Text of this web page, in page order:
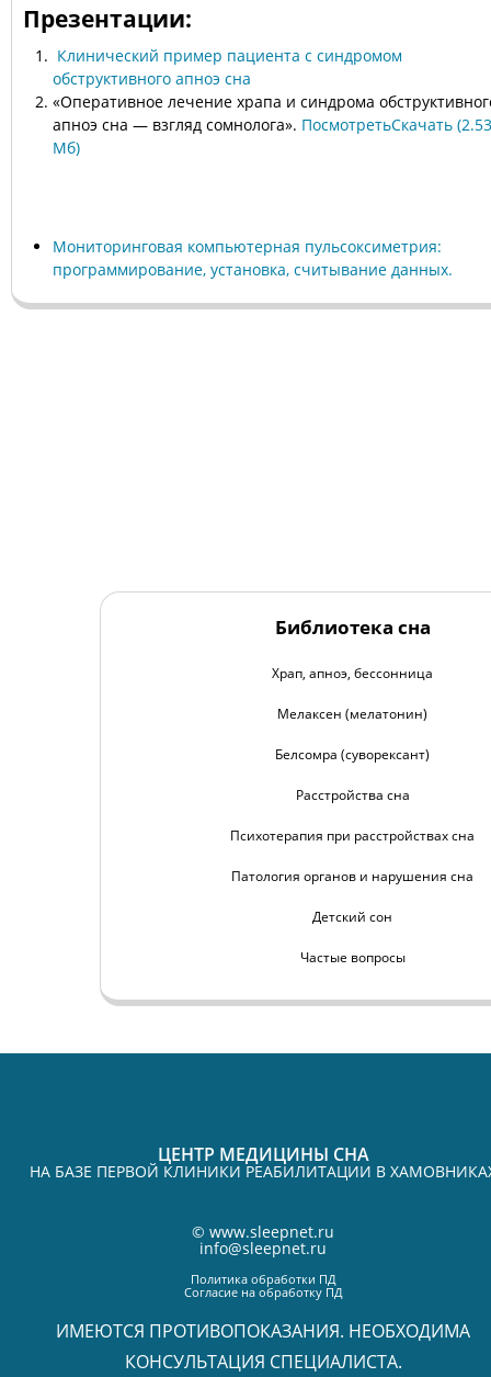
Презентации:
Клинический пример пациента с синдромом
обструктивного апноэ сна
«Оперативное лечение храпа и синдрома
апноэ сна — взгляд сомнолога». ПосмотретьСкачать (2.53
Мб)
Мониторинговая компьютерная пульсоксиметрия:
программирование, установка, считывание данных.
Библиотека сна
Храп, апноэ, бессонница
Мелаксен (мелатонин)
Белсомра (суворексант)
Расстройства сна
Психотерапия при расстройствах сна
Патология органов и нарушения сна
Детский сон
Частые вопросы
ЦЕНТР МЕДИЦИНЫ СНА
НА БАЗЕ ПЕРВОЙ КЛИНИКИ РЕАБИЛИТАЦИИ В
© www.sleepnet.ru
info@sleepnet.ru
Политика обработки ПД
Согласие на обработку ПД
ИМЕЮТСЯ ПРОТИВОПОКАЗАНИЯ. НЕОБХОДИМА
КОНСУЛЬТАЦИЯ СПЕЦИАЛИСТА.